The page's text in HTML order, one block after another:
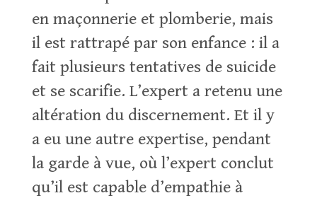
en maçonnerie et plomberie, mais
il est rattrapé par son enfance : il a
fait plusieurs tentatives de suicide
et se scarifie. L’expert a retenu une
altération du discernement. Et il y
a eu une autre expertise, pendant
la garde à vue, où l’expert conclut
qu’il est capable d’empathie à